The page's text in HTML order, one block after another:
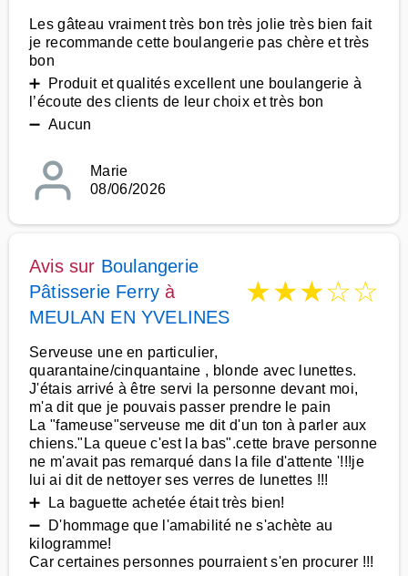
Les gâteau vraiment très bon très jolie très bien fait
je recommande cette boulangerie pas chère et très
bon
➕ Produit et qualités excellent une boulangerie à
l’écoute des clients de leur choix et très bon
➖ Aucun
Marie
08/06/2026
Avis sur Boulangerie
Pâtisserie Ferry à
MEULAN EN YVELINES
★★★☆☆
Serveuse une en particulier,
quarantaine/cinquantaine , blonde avec lunettes.
J'étais arrivé à être servi la personne devant moi,
m'a dit que je pouvais passer prendre le pain
La "fameuse"serveuse me dit d'un ton à parler aux
chiens."La queue c'est la bas".cette brave personne
ne m'avait pas remarqué dans la file d'attente '!!!je
lui ai dit de nettoyer ses verres de lunettes !!!
➕ La baguette achetée était très bien!
➖ D'hommage que l'amabilité ne s'achète au
kilogramme!
Car certaines personnes pourraient s'en procurer !!!